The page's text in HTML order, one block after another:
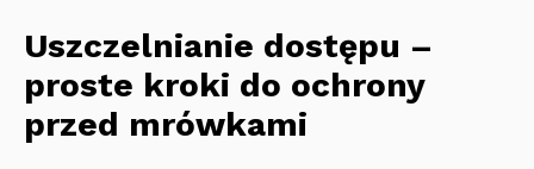
Uszczelnianie dostępu –
proste kroki do ochrony
przed mrówkami